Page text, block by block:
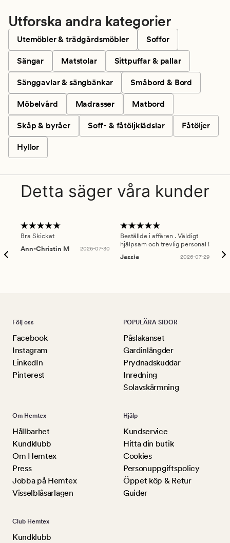
Utforska andra kategorier
Utemöbler & trädgårdsmöbler Soffor
Sängar Matstolar Sittpuffar & pallar
Sänggavlar & sängbänkar Småbord & Bord
Möbelvård Madrasser Matbord
Skåp & byråer Soff- & fåtöljklädslar Fåtöljer
Hyllor
Detta säger våra kunder
Bra Skickat
Ann-Christin M
2026-07-30
Beställde i affären . Väldigt
hjälpsam och trevlig personal !
Jessie
2026-07-29
Följ oss
Facebook
Instagram
LinkedIn
Pinterest
POPULÄRA SIDOR
Påslakanset
Gardinlängder
Prydnadskuddar
Inredning
Solavskärmning
Om Hemtex
Hållbarhet
Kundklubb
Om Hemtex
Press
Jobba på Hemtex
Visselblåsarlagen
Hjälp
Kundservice
Hitta din butik
Cookies
Personuppgiftspolicy
Öppet köp & Retur
Guider
Club Hemtex
Kundklubb